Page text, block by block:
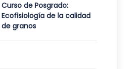
Curso de Posgrado:
Ecofisiología de la calidad
de granos